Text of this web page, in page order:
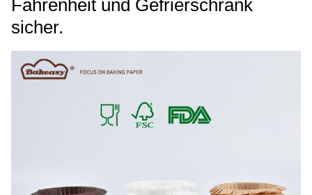
Fahrenheit und Gefrierschrank
sicher.